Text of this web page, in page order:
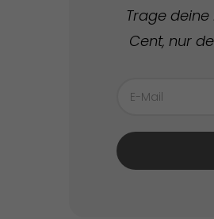
Trage deine
Cent, nur